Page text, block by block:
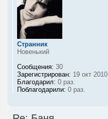
Странник
Новенький
Сообщения: 30
Зарегистрирован: 19 окт 2010
Благодарил: 0 раз.
Поблагодарили: 0 раз.